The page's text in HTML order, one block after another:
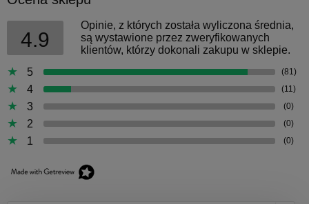
4.9
Opinie, z których została wyliczona średnia,
są wystawione przez zweryfikowanych
klientów, którzy dokonali zakupu w sklepie.
5
(81)
4 (11)
3 (0)
2 (0)
1 (0)